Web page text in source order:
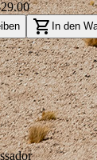
shopping_cart In den